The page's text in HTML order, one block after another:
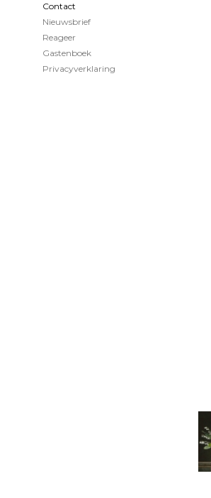
Contact
Nieuwsbrief
Reageer
Gastenboek
Privacyverklaring